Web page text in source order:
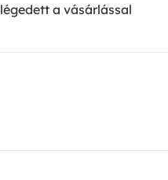
a vásárlással